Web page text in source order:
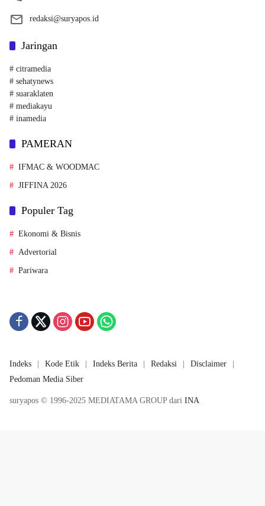
redaksi@suryapos.id
Jaringan
# citramedia
# sehatynews
# suaraklaten
# mediakayu
# inamedia
PAMERAN
IFMAC & WOODMAC
JIFFINA 2026
Populer Tag
Ekonomi & Bisnis
Advertorial
Pariwara
Indeks Kode Etik Indeks Berita Redaksi
Disclaimer
Pedoman Media Siber
suryapos © 1996-2025 MEDIATAMA GROUP dari INA